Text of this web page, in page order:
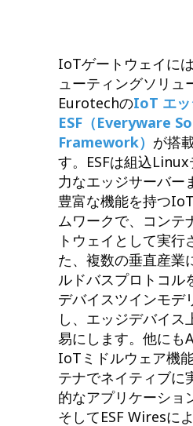
IoTゲートウェイに
ューティングソリュ
EurotechのIoT エッ
ESF（Everyware
Framework） が搭
す。ESFは組込
力なエッジサーバー
豊富な機能を持つ
ムワークで、コンテ
トウェイとして実行
た、複数の垂直産業
ルドバスプロトコル
デバイスツインモデ
し、エッジデバイス
易にします。他にも
IoTミドルウェア機
テナでネイティブに
的なアプリケーショ
そしてESF Wiresに